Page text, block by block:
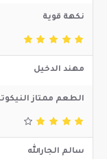
نكهة قوية
مهند الدخيل
الطعم ممتاز
سالم الجارالله